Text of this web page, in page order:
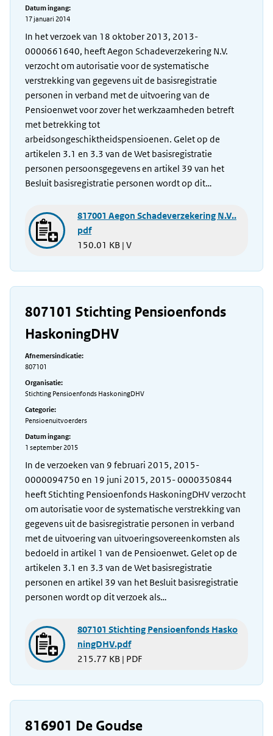
Datum ingang:
17 januari 2014
In het verzoek van 18 oktober 2013, 2013-
0000661640, heeft Aegon Schadeverzekering N.V.
verzocht om autorisatie voor de systematische
verstrekking van gegevens uit de basisregistratie
personen in verband met de uitvoering van de
Pensioenwet voor zover het werkzaamheden betreft
met betrekking tot
arbeidsongeschiktheidspensioenen. Gelet op de
artikelen 3.1 en 3.3 van de Wet basisregistratie
personen persoonsgegevens en artikel 39 van het
Besluit basisregistratie personen wordt op dit…
817001 Aegon Schadeverzekering N.V..
pdf
150.01 KB | V
807101 Stichting Pensioenfonds
HaskoningDHV
Afnemersindicatie:
807101
Organisatie:
Stichting Pensioenfonds HaskoningDHV
Categorie:
Pensioenuitvoerders
Datum ingang:
1 september 2015
In de verzoeken van 9 februari 2015, 2015-
0000094750 en 19 juni 2015, 2015- 0000350844
heeft Stichting Pensioenfonds HaskoningDHV verzocht
om autorisatie voor de systematische verstrekking van
gegevens uit de basisregistratie personen in verband
met de uitvoering van uitvoeringsovereenkomsten als
bedoeld in artikel 1 van de Pensioenwet. Gelet op de
artikelen 3.1 en 3.3 van de Wet basisregistratie
personen en artikel 39 van het Besluit basisregistratie
personen wordt op dit verzoek als…
807101 Stichting Pensioenfonds Hasko
ningDHV.pdf
215.77 KB | PDF
816901 De Goudse